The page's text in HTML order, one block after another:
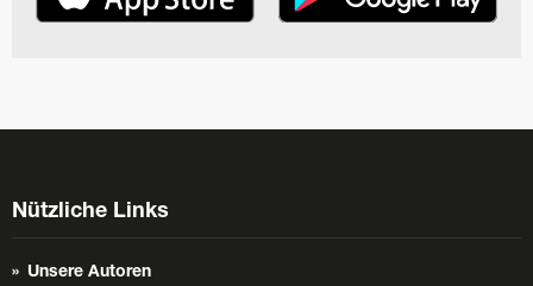
Nützliche Links
Unsere Autoren